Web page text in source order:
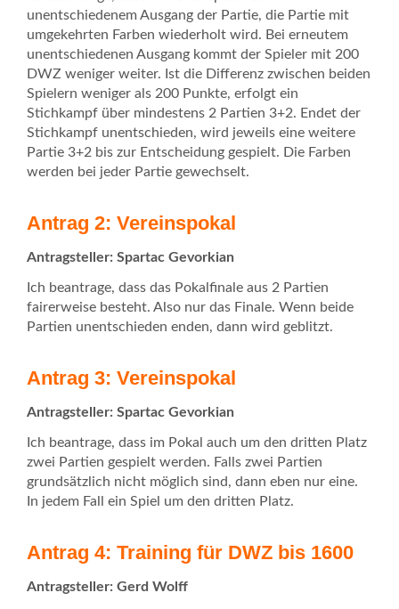
unentschiedenem Ausgang der Partie, die Partie mit
umgekehrten Farben wiederholt wird. Bei erneutem
unentschiedenen Ausgang kommt der Spieler mit 200
DWZ weniger weiter. Ist die Differenz zwischen beiden
Spielern weniger als 200 Punkte, erfolgt ein
Stichkampf über mindestens 2 Partien 3+2. Endet der
Stichkampf unentschieden, wird jeweils eine weitere
Partie 3+2 bis zur Entscheidung gespielt. Die Farben
werden bei jeder Partie gewechselt.
Antrag 2: Vereinspokal
Antragsteller: Spartac Gevorkian
Ich beantrage, dass das Pokalfinale aus 2 Partien
fairerweise besteht. Also nur das Finale. Wenn beide
Partien unentschieden enden, dann wird geblitzt.
Antrag 3: Vereinspokal
Antragsteller: Spartac Gevorkian
Ich beantrage, dass im Pokal auch um den dritten Platz
zwei Partien gespielt werden. Falls zwei Partien
grundsätzlich nicht möglich sind, dann eben nur eine.
In jedem Fall ein Spiel um den dritten Platz.
Antrag 4: Training für DWZ bis 1600
Antragsteller: Gerd Wolff